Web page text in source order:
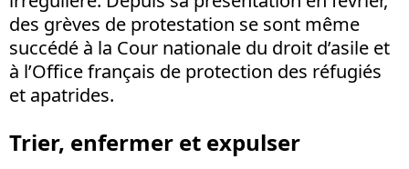
des grèves de protestation se sont même
succédé à la Cour nationale du droit d’asile et
à l’Office français de protection des réfugiés
et apatrides.
Trier, enfermer et expulser